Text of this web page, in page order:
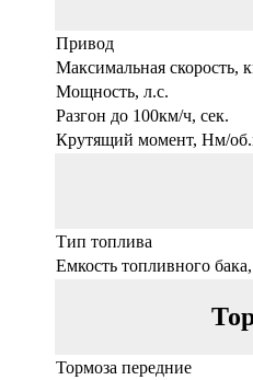
Привод
Максимальная скорость,
Мощность, л.с.
Разгон до 100км/ч, сек.
Крутящий момент, Нм/
Тип топлива
Емкость топливного
Тормоза передние